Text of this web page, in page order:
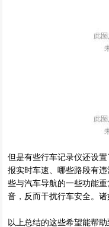
但是有些行车记录仪还设
报实时车速、哪些路段有
些与汽车导航的一些功能
音，反而干扰行车安全。
以上总结的这些希望能帮